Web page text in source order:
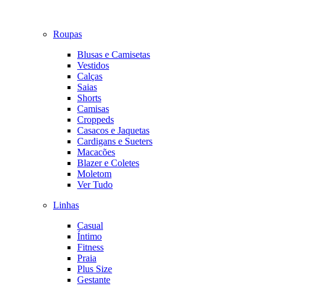
Roupas
Blusas e Camisetas
Vestidos
Calças
Saias
Shorts
Camisas
Croppeds
Casacos e Jaquetas
Cardigans e Sueters
Macacões
Blazer e Coletes
Moletom
Ver Tudo
Linhas
Casual
Íntimo
Fitness
Praia
Plus Size
Gestante